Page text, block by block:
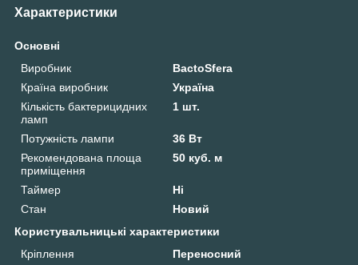
Характеристики
Основні
Виробник
BactoSfera
Країна виробник
Україна
Кількість бактерицидних
ламп
1 шт.
Потужність лампи
36 Вт
Рекомендована площа
приміщення
50 куб. м
Таймер
Ні
Стан
Новий
Користувальницькі характеристики
Кріплення
Переносний